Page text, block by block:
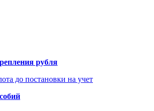
рубля
до постановки на учет